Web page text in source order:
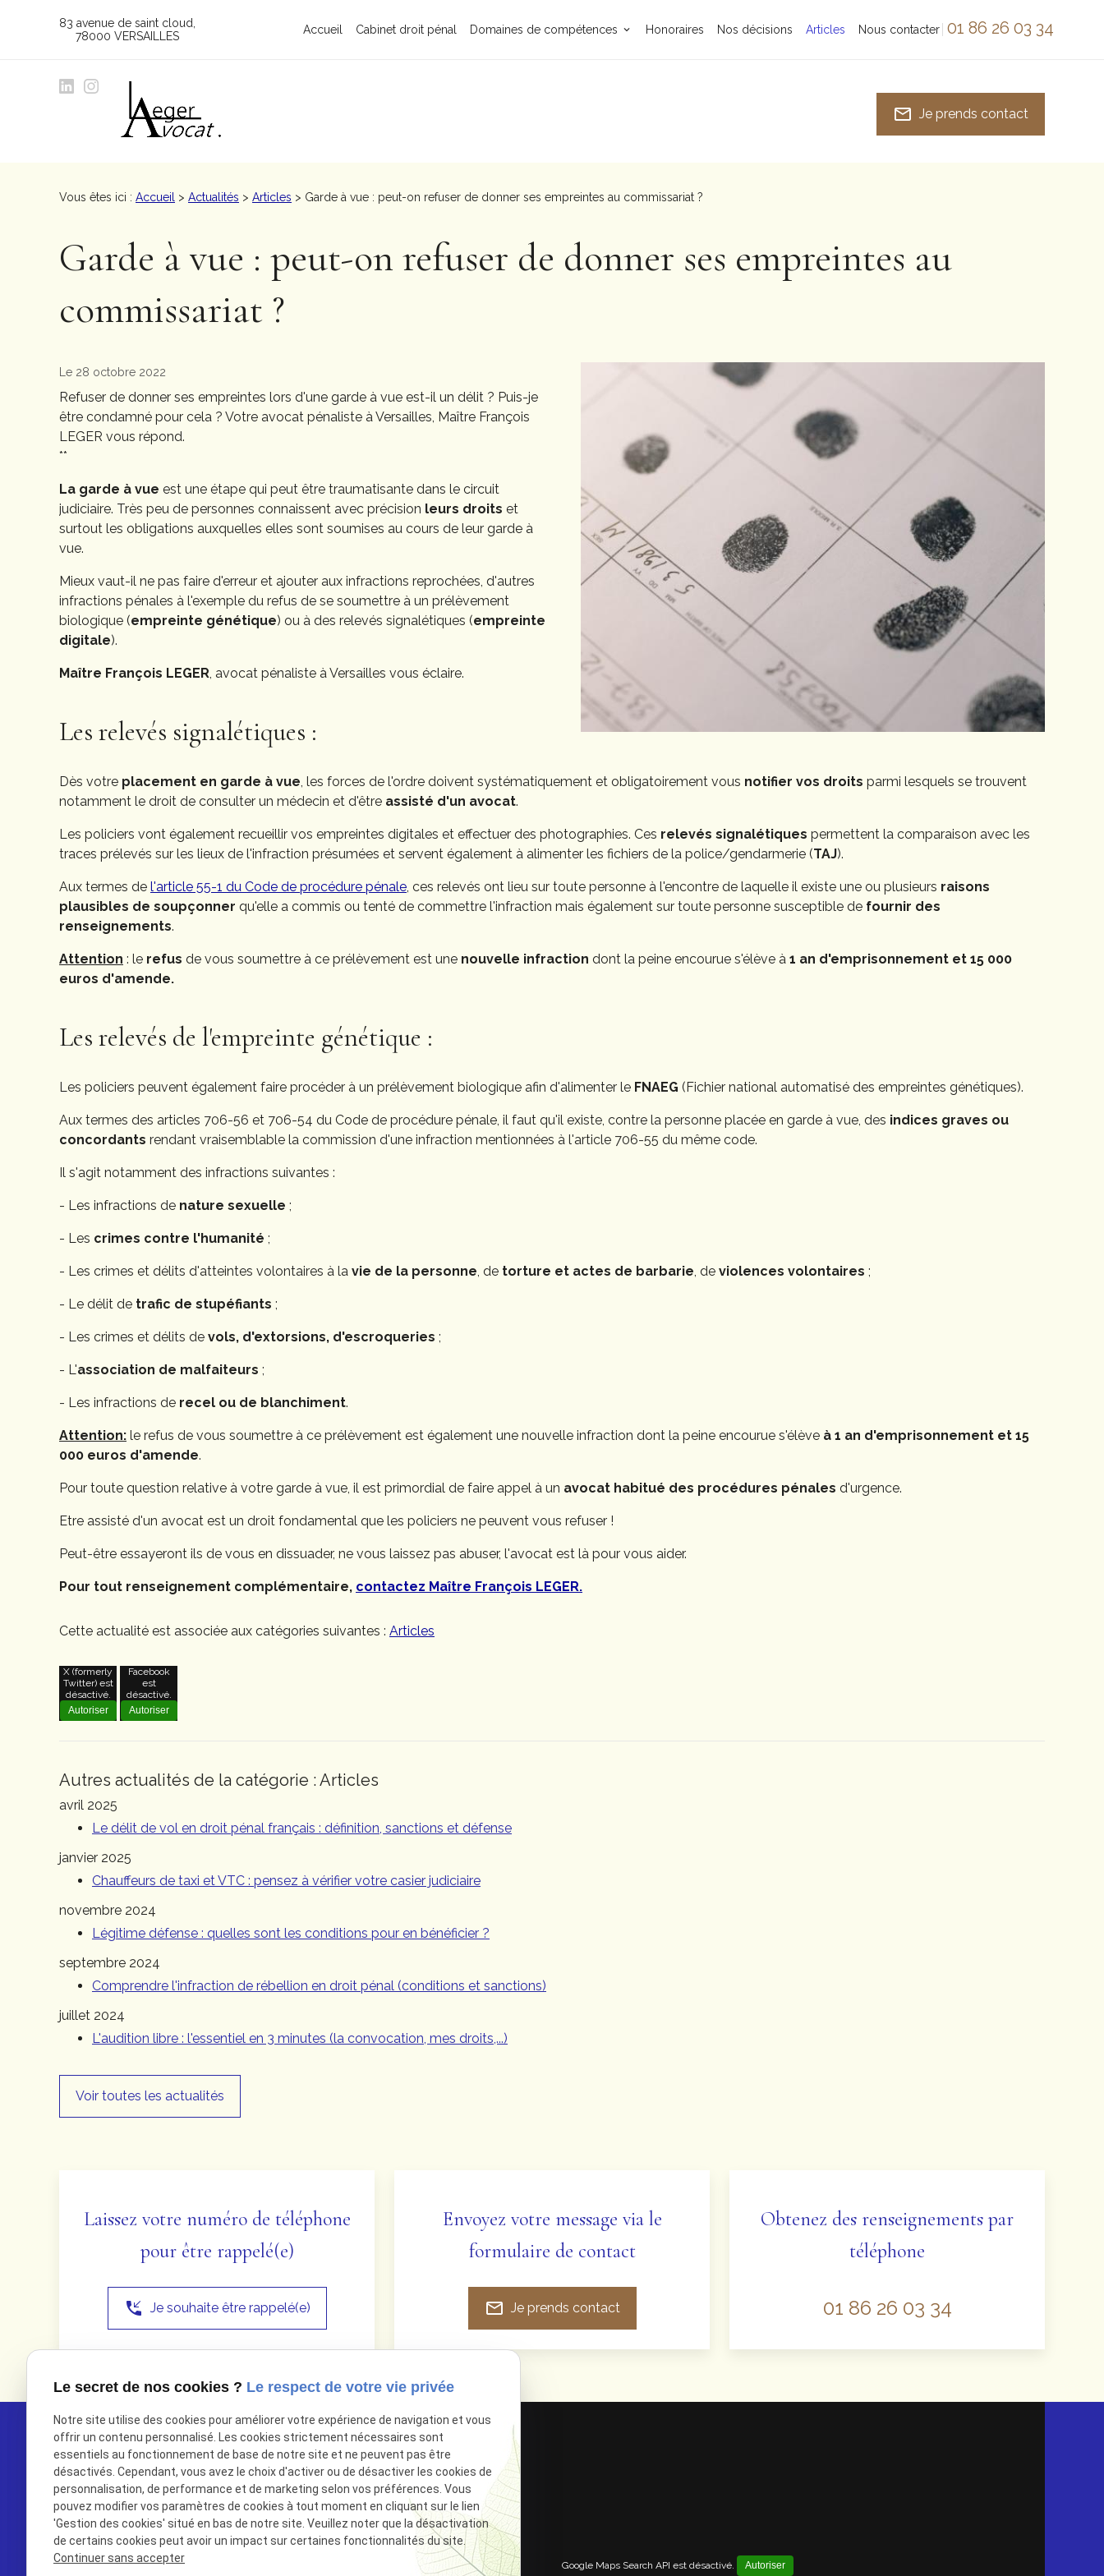
mail_outline Je prends contact
Accueil Cabinet droit pénal Domaines de compétences Honoraires Nos décisions Articles Nous contacter 01 86 26 03 34
83 avenue de saint cloud
78000 VERSAILLES
Vous êtes ici : Accueil > Actualités > Articles > Garde à vue : peut-on refuser de donner ses empreintes au commissariat ?
Garde à vue : peut-on refuser de donner ses empreintes au
commissariat ?
Le 28 octobre 2022
Refuser de donner ses empreintes lors d'une garde à vue est-il un délit ? Puis-je
être condamné pour cela ? Votre avocat pénaliste à Versailles, Maître François
LEGER vous répond.
**
La garde à vue est une étape qui peut être traumatisante dans le circuit
judiciaire. Très peu de personnes connaissent avec précision leurs droits et
surtout les obligations auxquelles elles sont soumises au cours de leur garde à
vue.
Mieux vaut-il ne pas faire d'erreur et ajouter aux infractions reprochées, d'autres
infractions pénales à l'exemple du refus de se soumettre à un prélèvement
biologique (empreinte génétique) ou à des relevés signalétiques (empreinte
digitale).
Maître François LEGER, avocat pénaliste à Versailles vous éclaire.
Les relevés signalétiques :
Dès votre placement en garde à vue, les forces de l'ordre doivent systématiquement et obligatoirement vous notifier vos droits parmi lesquels se trouvent
notamment le droit de consulter un médecin et d'être assisté d'un avocat.
Les policiers vont également recueillir vos empreintes digitales et effectuer des photographies. Ces relevés signalétiques permettent la comparaison avec les
traces prélevés sur les lieux de l'infraction présumées et servent également à alimenter les fichiers de la police/gendarmerie (TAJ).
Aux termes de l'article 55-1 du Code de procédure pénale, ces relevés ont lieu sur toute personne à l'encontre de laquelle il existe une ou plusieurs raisons
plausibles de soupçonner qu'elle a commis ou tenté de commettre l'infraction mais également sur toute personne susceptible de fournir des
renseignements.
Attention : le refus de vous soumettre à ce prélèvement est une nouvelle infraction dont la peine encourue s'élève à 1 an d'emprisonnement et 15 000
euros d'amende.
Les relevés de l'empreinte génétique :
Les policiers peuvent également faire procéder à un prélèvement biologique afin d'alimenter le FNAEG (Fichier national automatisé des empreintes génétiques).
Aux termes des articles 706-56 et 706-54 du Code de procédure pénale, il faut qu'il existe, contre la personne placée en garde à vue, des indices graves ou
concordants rendant vraisemblable la commission d'une infraction mentionnées à l'article 706-55 du même code.
Il s'agit notamment des infractions suivantes :
- Les infractions de nature sexuelle ;
- Les crimes contre l'humanité ;
- Les crimes et délits d'atteintes volontaires à la vie de la personne, de torture et actes de barbarie, de violences volontaires ;
- Le délit de trafic de stupéfiants ;
- Les crimes et délits de vols, d'extorsions, d'escroqueries ;
- L'association de malfaiteurs ;
- Les infractions de recel ou de blanchiment.
Attention: le refus de vous soumettre à ce prélèvement est également une nouvelle infraction dont la peine encourue s'élève à 1 an d'emprisonnement et 15
000 euros d'amende.
Pour toute question relative à votre garde à vue, il est primordial de faire appel à un avocat habitué des procédures pénales d'urgence.
Etre assisté d'un avocat est un droit fondamental que les policiers ne peuvent vous refuser !
Peut-être essayeront ils de vous en dissuader, ne vous laissez pas abuser, l'avocat est là pour vous aider.
Pour tout renseignement complémentaire, contactez Maître François LEGER.
Cette actualité est associée aux catégories suivantes : Articles
X (formerly
Twitter) est
désactivé.
Autoriser
Facebook
est
désactivé.
Autoriser
Autres actualités de la catégorie : Articles
avril 2025
Le délit de vol en droit pénal français : définition, sanctions et défense
janvier 2025
Chauffeurs de taxi et VTC : pensez à vérifier votre casier judiciaire
novembre 2024
Légitime défense : quelles sont les conditions pour en bénéficier ?
septembre 2024
Comprendre l'infraction de rébellion en droit pénal (conditions et sanctions)
juillet 2024
L'audition libre : l'essentiel en 3 minutes (la convocation, mes droits,...)
Voir toutes les actualités
Laissez votre numéro de téléphone
pour être rappelé(e)
phone_callback Je souhaite être rappelé(e)
Envoyez votre message via le
formulaire de contact
mail_outline Je prends contact
Obtenez des renseignements par
téléphone
01 86 26 03 34
Google Maps Search API est désactivé. Autoriser
Le secret de nos cookies ? Le respect de votre vie privée
Notre site utilise des cookies pour améliorer votre expérience de navigation et vous
offrir un contenu personnalisé. Les cookies strictement nécessaires sont
essentiels au fonctionnement de base de notre site et ne peuvent pas être
désactivés. Cependant, vous avez le choix d'activer ou de désactiver les cookies de
personnalisation, de performance et de marketing selon vos préférences. Vous
pouvez modifier vos paramètres de cookies à tout moment en cliquant sur le lien
'Gestion des cookies' situé en bas de notre site. Veuillez noter que la désactivation
de certains cookies peut avoir un impact sur certaines fonctionnalités du site.
Continuer sans accepter